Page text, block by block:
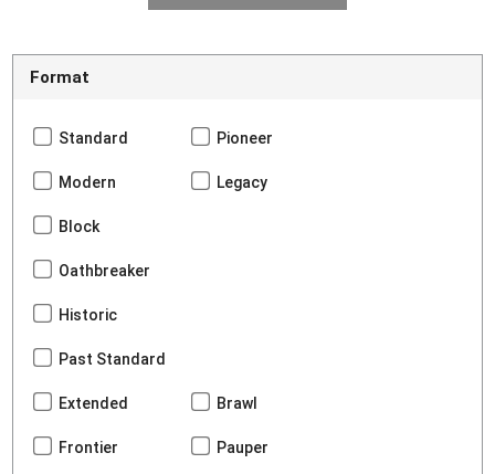
Format
Standard Pioneer
Modern Legacy
Block
Oathbreaker
Historic
Past Standard
Extended Brawl
Frontier Pauper